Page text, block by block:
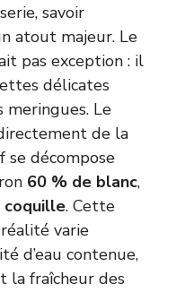
savoir
atout majeur. Le
pas exception : il
délicates
meringues. Le
de la
se décompose
60 % de blanc,
coquille. Cette
varie
d’eau contenue,
la fraîcheur des